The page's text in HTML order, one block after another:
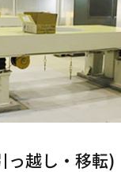
っ越し・移転)